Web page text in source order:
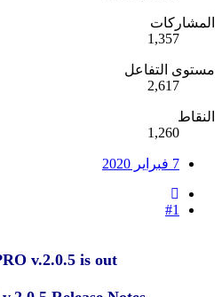
المشاركات
1,357
مستوى التفاعل
2,617
النقاط
1,260
7 فبراير 2020
#1
v.2.0.5 is out!